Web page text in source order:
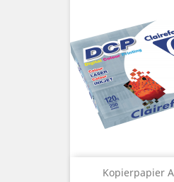
Kopierpapier